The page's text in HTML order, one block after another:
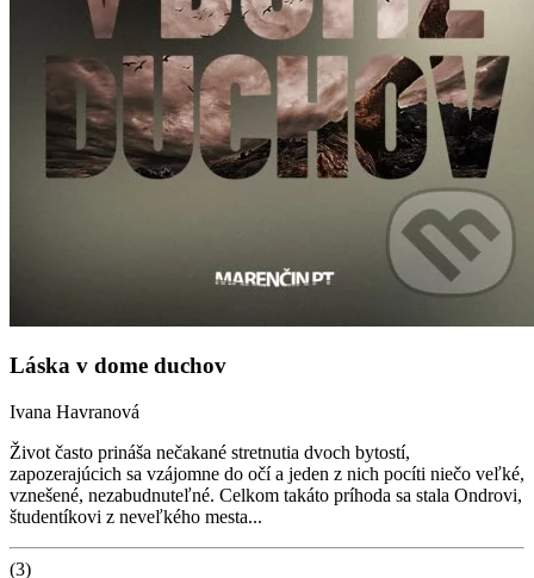
Láska v dome duchov
Ivana Havranová
Život často prináša nečakané stretnutia dvoch bytostí,
zapozerajúcich sa vzájomne do očí a jeden z nich pocíti niečo veľké,
vznešené, nezabudnuteľné. Celkom takáto príhoda sa stala Ondrovi,
študentíkovi z neveľkého mesta...
(3)